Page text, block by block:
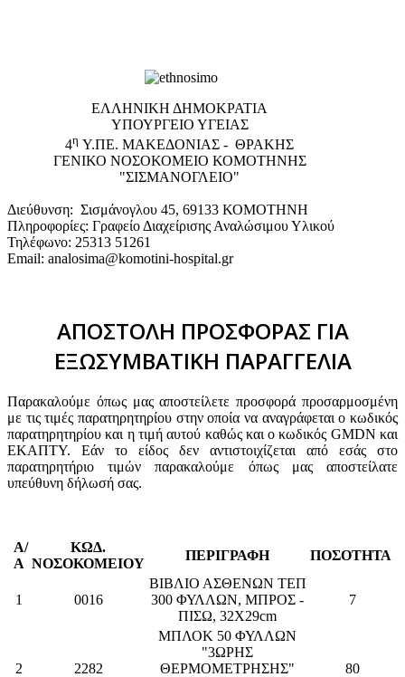
EΛΛΗΝΙΚΗ ΔΗΜΟΚΡΑΤΙΑ
ΥΠΟΥΡΓΕΙΟ ΥΓΕΙΑΣ
4η Υ.ΠΕ. ΜΑΚΕΔΟΝΙΑΣ - ΘΡΑΚΗΣ
ΓΕΝΙΚΟ NΟΣΟΚΟΜΕΙΟ ΚΟΜΟΤΗΝΗΣ
"ΣΙΣΜΑΝΟΓΛΕΙΟ"
Διεύθυνση: Σισμάνογλου 45, 69133 ΚΟΜΟΤΗΝΗ
Πληροφορίες: Γραφείο Διαχείρισης Αναλώσιμου Υλικού
Τηλέφωνο: 25313 51261
Email: analosima@komotini-hospital.gr
ΑΠΟΣΤΟΛΗ ΠΡΟΣΦΟΡΑΣ ΓΙΑ
ΕΞΩΣΥΜΒΑΤΙΚΗ ΠΑΡΑΓΓΕΛΙΑ
Παρακαλούμε όπως μας αποστείλετε προσφορά προσαρμοσμένη
με τις τιμές παρατηρητηρίου στην οποία να αναγράφεται ο κωδικός
παρατηρητηρίου και η τιμή αυτού καθώς και ο κωδικός GMDN και
ΕΚΑΠΤΥ. Εάν το είδος δεν αντιστοιχίζεται από εσάς στο
παρατηρητήριο τιμών παρακαλούμε όπως μας αποστείλατε
υπεύθυνη δήλωσή σας.
Α/
Α
ΚΩΔ.
ΝΟΣΟΚΟΜΕΙΟΥ
ΠΕΡΙΓΡΑΦΗ ΠΟΣΟΤΗΤΑ
1 0016
ΒΙΒΛΙΟ ΑΣΘΕΝΩΝ ΤΕΠ
300 ΦΥΛΛΩΝ, ΜΠΡΟΣ -
ΠΙΣΩ, 32Χ29cm
7
2 2282
ΜΠΛΟΚ 50 ΦΥΛΛΩΝ
"3ΩΡΗΣ
ΘΕΡΜΟΜΕΤΡΗΣΗΣ"
80